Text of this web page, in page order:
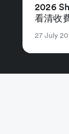
2026
看清收
27 July